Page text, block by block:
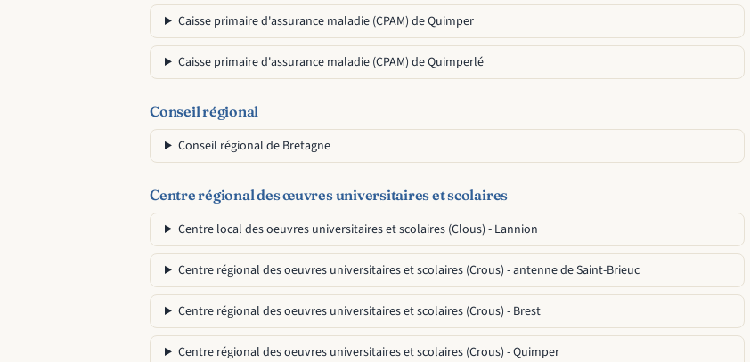
Caisse primaire d'assurance maladie (CPAM) de Quimper
Caisse primaire d'assurance maladie (CPAM) de Quimperlé
Conseil régional
Conseil régional de Bretagne
Centre régional des œuvres universitaires et scolaires
Centre local des oeuvres universitaires et scolaires (Clous) - Lannion
Centre régional des oeuvres universitaires et scolaires (Crous) - antenne de Saint-Brieuc
Centre régional des oeuvres universitaires et scolaires (Crous) - Brest
Centre régional des oeuvres universitaires et scolaires (Crous) - Quimper